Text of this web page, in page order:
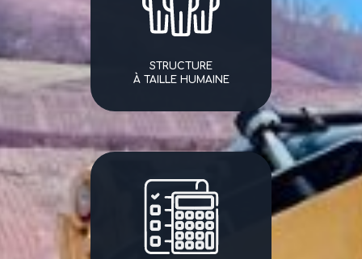
STRUCTURE
À TAILLE HUMAINE